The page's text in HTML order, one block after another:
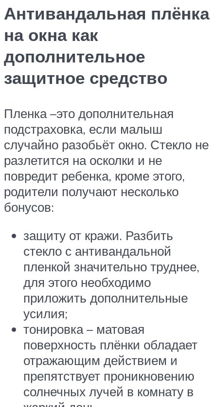
Антивандальная плёнка
на окна как
дополнительное
защитное средство
Пленка –это дополнительная
подстраховка, если малыш
случайно разобьёт окно. Стекло не
разлетится на осколки и не
повредит ребенка, кроме этого,
родители получают несколько
бонусов:
защиту от кражи. Разбить
стекло с антивандальной
пленкой значительно труднее,
для этого необходимо
приложить дополнительные
усилия;
тонировка – матовая
поверхность плёнки обладает
отражающим действием и
препятствует проникновению
солнечных лучей в комнату в